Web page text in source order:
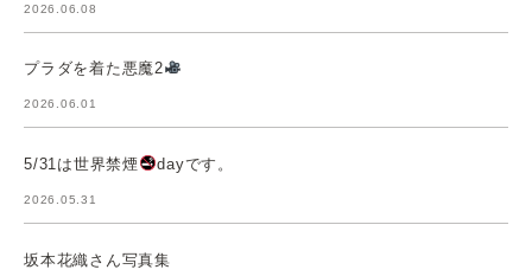
2026.06.08
プラダを着た悪魔2
2026.06.01
5/31は世界禁煙 dayです。
2026.05.31
坂本花織さん写真集